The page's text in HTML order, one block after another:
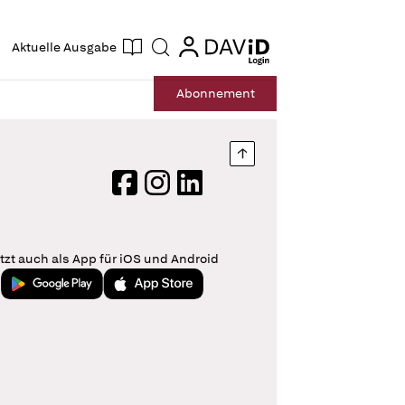
Aktuelle Ausgabe Suche login
login
Abonnement
Nach oben springen
FacebookInstagram
LinkedIn
auch als App für iOS und Android
Jetzt bei Google PlayLaden im App Store